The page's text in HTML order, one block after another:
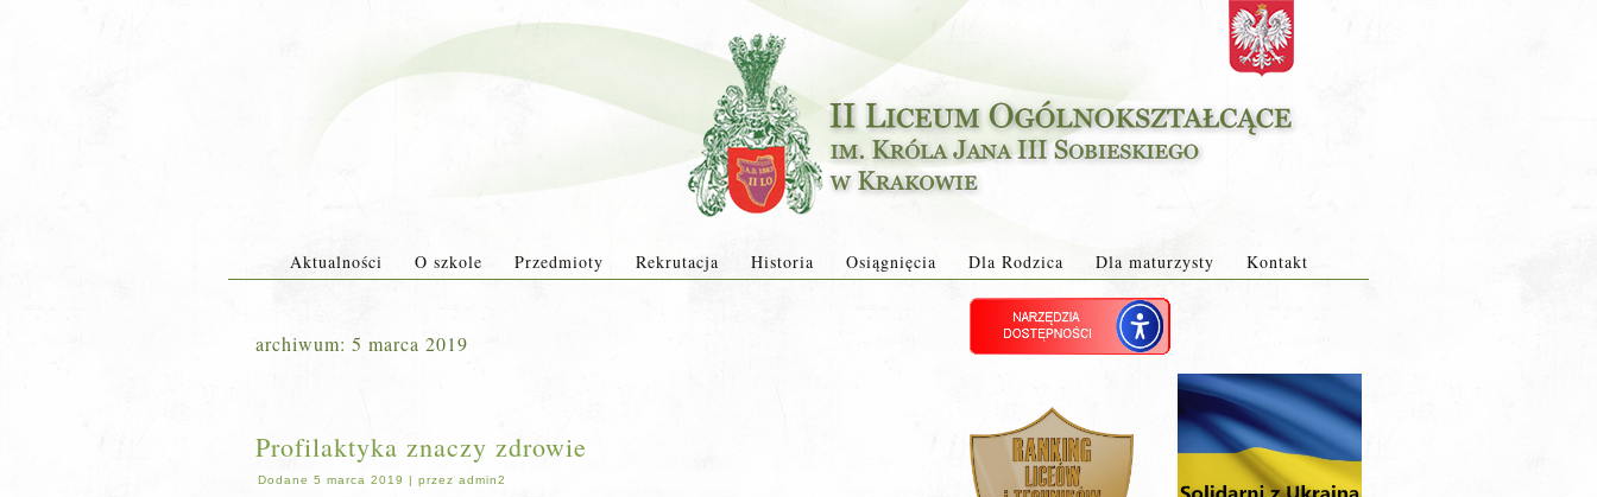
Aktualności O szkole Przedmioty Rekrutacja Historia Osiągnięcia Dla Rodzica Dla maturzysty Kontakt
archiwum: 5 marca 2019
Profilaktyka znaczy zdrowie
Dodane 5 marca 2019 | przez admin2